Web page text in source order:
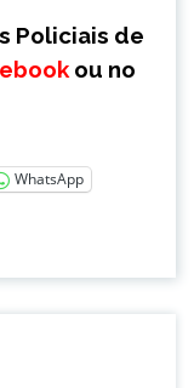
Policiais de
ou no
WhatsApp